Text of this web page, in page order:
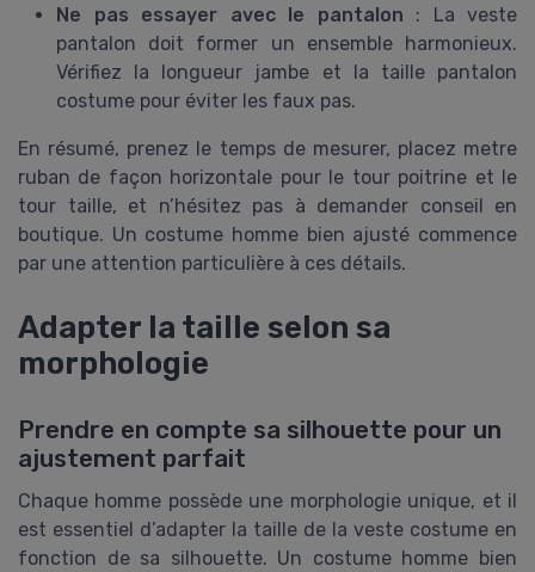
Ne pas essayer avec le pantalon : La veste
pantalon doit former un ensemble harmonieux.
Vérifiez la longueur jambe et la taille pantalon
costume pour éviter les faux pas.
En résumé, prenez le temps de mesurer, placez metre
ruban de façon horizontale pour le tour poitrine et le
tour taille, et n’hésitez pas à demander conseil en
boutique. Un costume homme bien ajusté commence
par une attention particulière à ces détails.
Adapter la taille selon sa
morphologie
Prendre en compte sa silhouette pour un
ajustement parfait
Chaque homme possède une morphologie unique, et il
est essentiel d’adapter la taille de la veste costume en
fonction de sa silhouette. Un costume homme bien